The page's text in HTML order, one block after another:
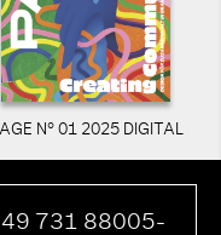
N° 01 2025 DIGITAL
731 88005-